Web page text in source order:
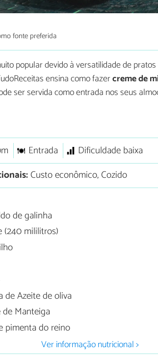
fonte preferida
popular devido à versatilidade de
ensina como fazercreme de
ser servida como entrada nos seus
Entrada
Dificuldade baixa
Custo econômico, Cozido
de galinha
(240 mililitros)
de Azeite de oliva
Manteiga
pimenta do reino
Ver informação nutricional >